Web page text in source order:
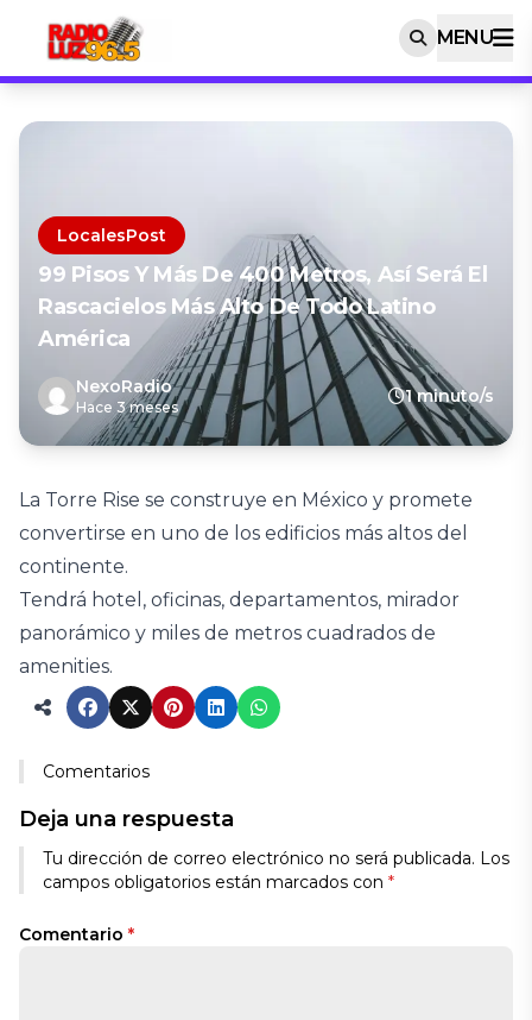
MENU
LocalesPost
99 Pisos Y Más De 400 Metros, Así Será El
Rascacielos Más Alto De Todo Latino
América
NexoRadio
Hace 3 meses
1 minuto/s
La Torre Rise se construye en México y promete
convertirse en uno de los edificios más altos del
continente.
Tendrá hotel, oficinas, departamentos, mirador
panorámico y miles de metros cuadrados de
amenities.
Comentarios
Deja una respuesta
Tu dirección de correo electrónico no será publicada. Los
campos obligatorios están marcados con *
Comentario *